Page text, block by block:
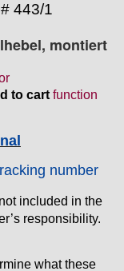
443/1
montiert
to cart function
number
included in the
responsibility.
what these